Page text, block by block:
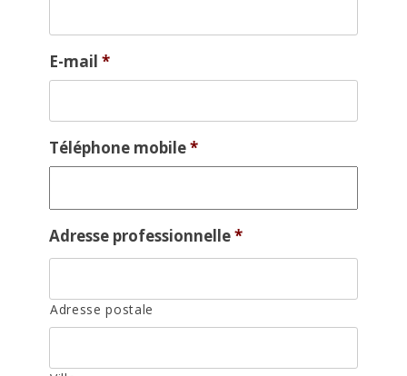
E-mail *
Téléphone mobile*
Adresse professionnelle*
Adresse postale